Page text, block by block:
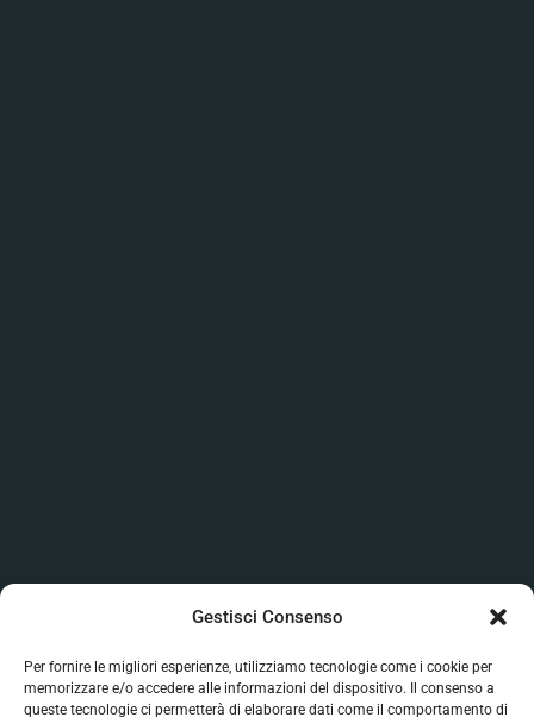
Gestisci Consenso
Per fornire le migliori esperienze, utilizziamo tecnologie come i cookie per
memorizzare e/o accedere alle informazioni del dispositivo. Il consenso a
queste tecnologie ci permetterà di elaborare dati come il comportamento di